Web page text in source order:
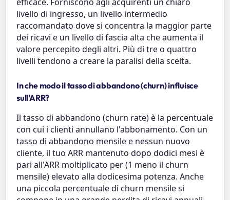
livello di ingresso, un livello intermedio
raccomandato dove si concentra la maggior parte
dei ricavi e un livello di fascia alta che aumenta il
valore percepito degli altri. Più di tre o quattro
livelli tendono a creare la paralisi della scelta.
In che modo il tasso di abbandono (churn) influisce
sull'ARR?
Il tasso di abbandono (churn rate) è la percentuale
con cui i clienti annullano l'abbonamento. Con un
tasso di abbandono mensile e nessun nuovo
cliente, il tuo ARR mantenuto dopo dodici mesi è
pari all'ARR moltiplicato per (1 meno il churn
mensile) elevato alla dodicesima potenza. Anche
una piccola percentuale di churn mensile si